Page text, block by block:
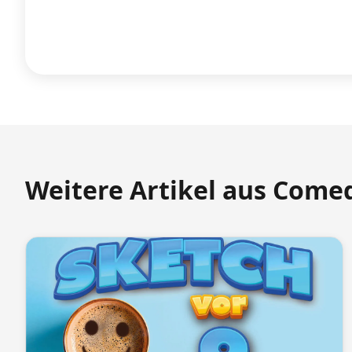
Weitere Artikel aus